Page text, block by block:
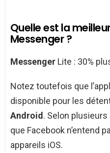
Quelle est la
Messenger ?
Messenger Lite : 30%
Notez toutefois que
disponible pour les
Android. Selon
que Facebook n’entend
appareils iOS.